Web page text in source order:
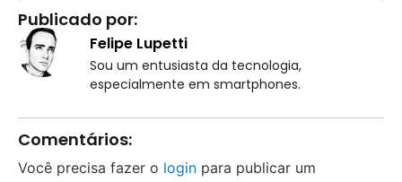
Publicado por:
Felipe Lupetti
Sou um entusiasta da tecnologia,
especialmente em smartphones.
Comentários:
Você precisa fazer o login para publicar um